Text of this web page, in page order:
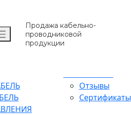
Продажа кабельно-
проводниковой
продукции
Отзывы
Сертификаты